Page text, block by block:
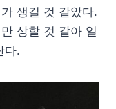
생길 것 같았다.
상할 것 같아 일
다.